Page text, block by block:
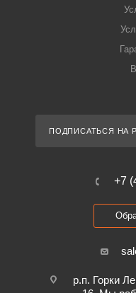
ПОДПИСАТЬСЯ НА
+7
р.п. Горки